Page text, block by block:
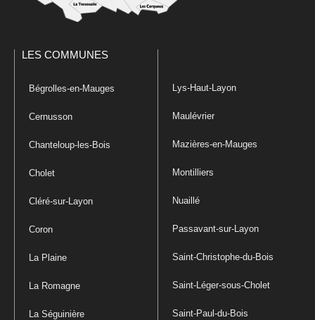
LES COMMUNES
Bégrolles-en-Mauges
Cernusson
Chanteloup-les-Bois
Cholet
Cléré-sur-Layon
Coron
La Plaine
La Romagne
La Séguinière
Lys-Haut-Layon
Maulévrier
Mazières-en-Mauges
Montilliers
Nuaillé
Passavant-sur-Layon
Saint-Christophe-du-Bois
Saint-Léger-sous-Cholet
Saint-Paul-du-Bois